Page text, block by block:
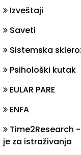
Izveštaji
Saveti
Sistemska
Psihološki kutak
EULAR PARE
ENFA
Time2Research
je za istraživanja